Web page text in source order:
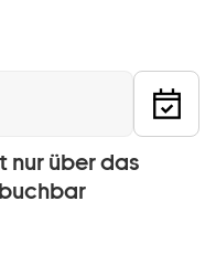
nur über das